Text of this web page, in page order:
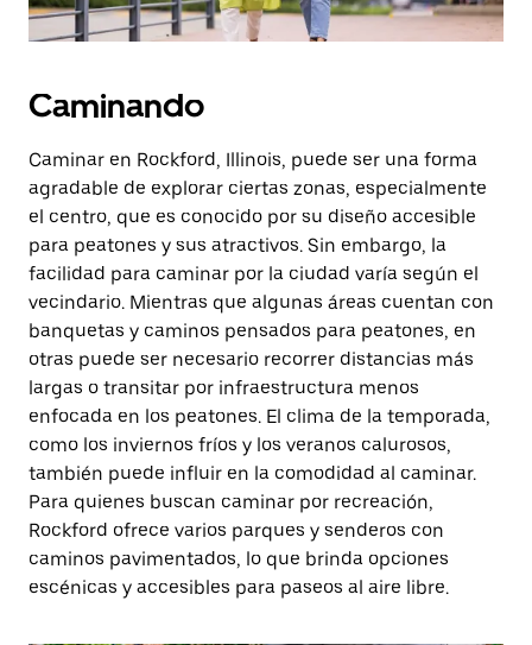
Caminando
Caminar en Rockford, Illinois, puede ser una forma
agradable de explorar ciertas zonas, especialmente
el centro, que es conocido por su diseño accesible
para peatones y sus atractivos. Sin embargo, la
facilidad para caminar por la ciudad varía según el
vecindario. Mientras que algunas áreas cuentan con
banquetas y caminos pensados para peatones, en
otras puede ser necesario recorrer distancias más
largas o transitar por infraestructura menos
enfocada en los peatones. El clima de la temporada,
como los inviernos fríos y los veranos calurosos,
también puede influir en la comodidad al caminar.
Para quienes buscan caminar por recreación,
Rockford ofrece varios parques y senderos con
caminos pavimentados, lo que brinda opciones
escénicas y accesibles para paseos al aire libre.